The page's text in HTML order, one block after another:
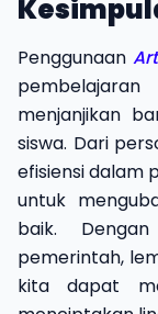
Penggunaan
menjanjikan
siswa. Dari
efisiensi dalam
untuk
baik.
pemerintah,
kita dapat